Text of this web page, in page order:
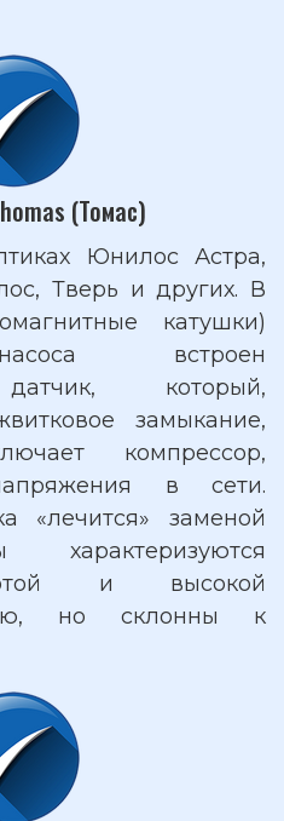
(Томас)
Юнилос Астра,
Тверь и других. В
катушки)
встроен
который,
замыкание,
компрессор,
в сети.
«лечится» заменой
и высокой
но склонны к